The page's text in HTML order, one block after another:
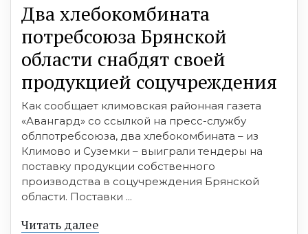
Два хлебокомбината
потребсоюза Брянской
области снабдят своей
продукцией соцучреждения
Как сообщает климовская районная газета
«Авангард» со ссылкой на пресс-службу
облпотребсоюза, два хлебокомбината – из
Климово и Суземки – выиграли тендеры на
поставку продукции собственного
производства в соцучреждения Брянской
области. Поставки ...
Читать далее